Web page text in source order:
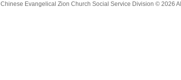
Chinese Evangelical Zion Church Social Service Division © 2026